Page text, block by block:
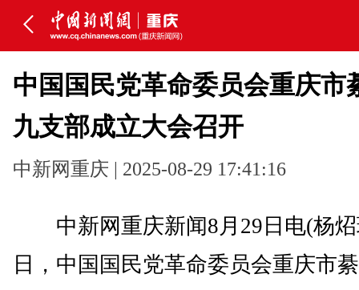
中国国民党革命委员会重庆市
九支部成立大会召开
中新网重庆 | 2025-08-29 17:41:16
中新网重庆新闻8月29日电(杨炤
日，中国国民党革命委员会重庆市